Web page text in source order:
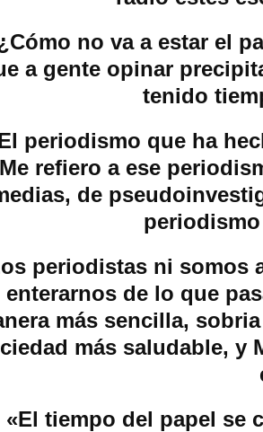
no va a estar el
a gente opinar
tenido
periodismo que ha
Me refiero a ese
de
periodistas ni somos
enterarnos de lo que
más sencilla,
más saludable, y
«El tiempo del papel se